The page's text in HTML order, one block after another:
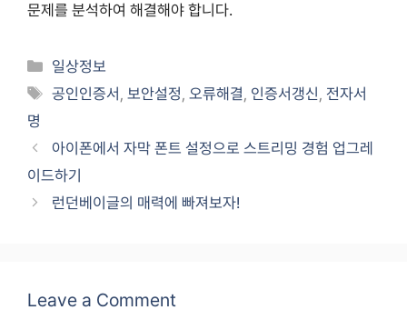
문제를 분석하여 해결해야 합니다.
Categories
일상정보
Tags
공인인증서 ,보안설정,오류해결, 인증서갱신,전자서
명
아이폰에서 자막 폰트 설정으로 스트리밍 경험 업그레
이드하기
런던베이글의 매력에 빠져보자!
Leave a Comment